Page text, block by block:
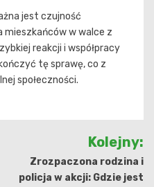
jest czujność
mieszkańców w walce z
reakcji i współpracy
tę sprawę, co z
społeczności.
Kolejny:
Zrozpaczona rodzina i
policja w akcji: Gdzie jest